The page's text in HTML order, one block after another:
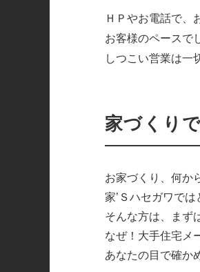
ＨＰやお電話で、
お客様のペースで
しつこい営業は一
家づくり
お家づくり、何か
家’Ｓハセガワで
そんな方は、まず
なぜ！大手住宅メ
あなたの目で確か